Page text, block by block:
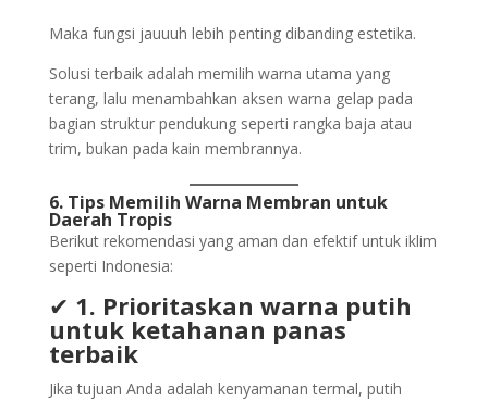
Maka fungsi jauuuh lebih penting dibanding estetika.
Solusi terbaik adalah memilih warna utama yang
terang, lalu menambahkan aksen warna gelap pada
bagian struktur pendukung seperti rangka baja atau
trim, bukan pada kain membrannya.
6. Tips Memilih Warna Membran untuk
Daerah Tropis
Berikut rekomendasi yang aman dan efektif untuk iklim
seperti Indonesia:
✔ 1. Prioritaskan warna putih
untuk ketahanan panas
terbaik
Jika tujuan Anda adalah kenyamanan termal, putih